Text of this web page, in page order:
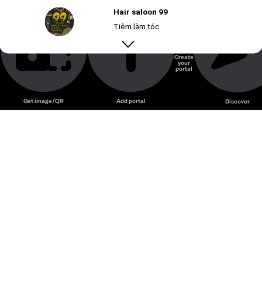
Hair saloon 99
Tiệm làm tóc
Unmute
Hair Saloon 99 – Salon tóc phong cách trẻ trung với dịch
vụ làm tóc nam nữ đa dạng.
Get image/QR Add portal
Create
your
portal
Discover